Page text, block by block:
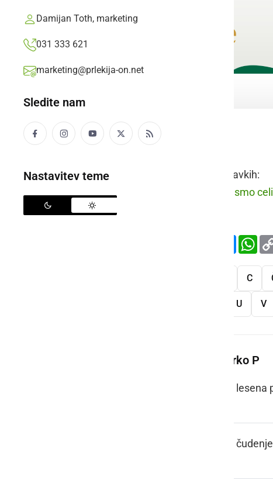
Damijan Toth, marketing
031 333 621
marketing@prlekija-on.net
Sledite nam
Nastavitev teme
čistiti
Raba besede v stavkih:
Fčera pa smo
Facebook
C
U V
Več besed na črko P
lesena
čudenje